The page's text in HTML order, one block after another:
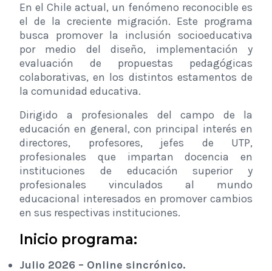
En el Chile actual, un fenómeno reconocible es
el de la creciente migración. Este programa
busca promover la inclusión socioeducativa
por medio del diseño, implementación y
evaluación de propuestas pedagógicas
colaborativas, en los distintos estamentos de
la comunidad educativa.
Dirigido a profesionales del campo de la
educación en general, con principal interés en
directores, profesores, jefes de UTP,
profesionales que impartan docencia en
instituciones de educación superior y
profesionales vinculados al mundo
educacional interesados en promover cambios
en sus respectivas instituciones.
Inicio programa:
Julio 2026 – Online sincrónico.